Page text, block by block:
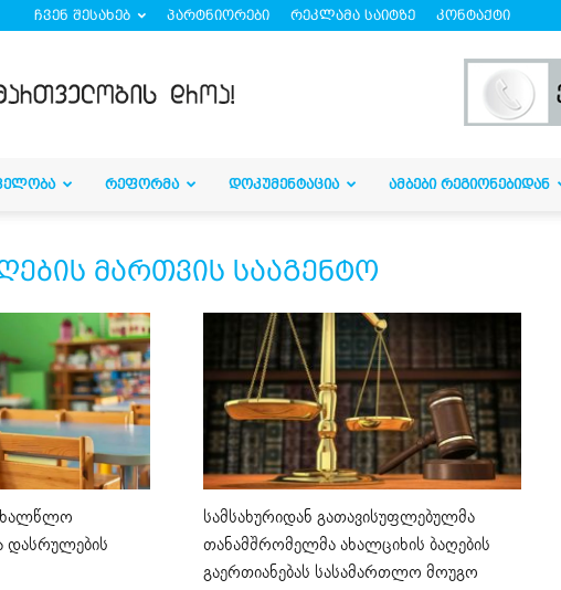
ჩვენ შესახებ პარტნიორები რეკლამა საიტზე კონტაქტი
ᲠᲔᲤᲝᲠᲛᲐ ᲓᲝᲙᲣᲛᲔᲜᲢᲐᲪᲘᲐ ᲐᲛᲑᲔᲑᲘ ᲠᲔᲒᲘᲝᲜᲔᲑᲘᲓᲐᲜ
მართვის სააგენტო
დასრულების
სამსახურიდან გათავისუფლებულმა
თანამშრომელმა ახალციხის ბაღების
გაერთიანებას სასამართლო მოუგო